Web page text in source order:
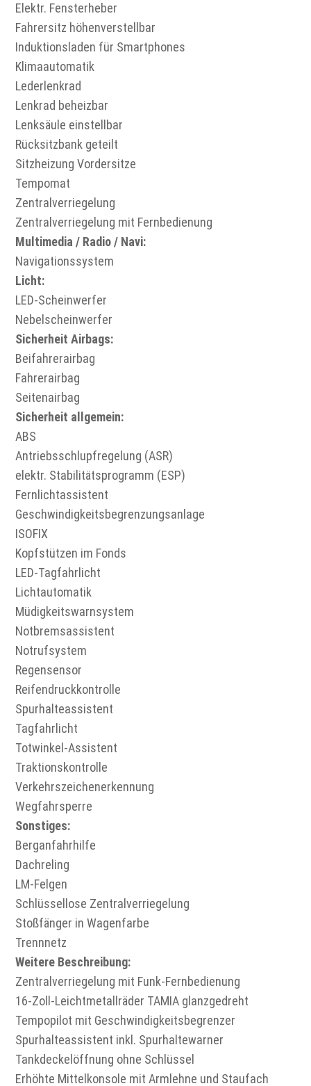
Elektr. Fensterheber
Fahrersitz höhenverstellbar
Induktionsladen für Smartphones
Klimaautomatik
Lederlenkrad
Lenkrad beheizbar
Lenksäule einstellbar
Rücksitzbank geteilt
Sitzheizung Vordersitze
Tempomat
Zentralverriegelung
Zentralverriegelung mit Fernbedienung
Multimedia / Radio / Navi:
Navigationssystem
Licht:
LED-Scheinwerfer
Nebelscheinwerfer
Sicherheit Airbags:
Beifahrerairbag
Fahrerairbag
Seitenairbag
Sicherheit allgemein:
ABS
Antriebsschlupfregelung (ASR)
elektr. Stabilitätsprogramm (ESP)
Fernlichtassistent
Geschwindigkeitsbegrenzungsanlage
ISOFIX
Kopfstützen im Fonds
LED-Tagfahrlicht
Lichtautomatik
Müdigkeitswarnsystem
Notbremsassistent
Notrufsystem
Regensensor
Reifendruckkontrolle
Spurhalteassistent
Tagfahrlicht
Totwinkel-Assistent
Traktionskontrolle
Verkehrszeichenerkennung
Wegfahrsperre
Sonstiges:
Berganfahrhilfe
Dachreling
LM-Felgen
Schlüssellose Zentralverriegelung
Stoßfänger in Wagenfarbe
Trennnetz
Weitere Beschreibung:
Zentralverriegelung mit Funk-Fernbedienung
16-Zoll-Leichtmetallräder TAMIA glanzgedreht
Tempopilot mit Geschwindigkeitsbegrenzer
Spurhalteassistent inkl. Spurhaltewarner
Tankdeckelöffnung ohne Schlüssel
Erhöhte Mittelkonsole mit Armlehne und Staufach